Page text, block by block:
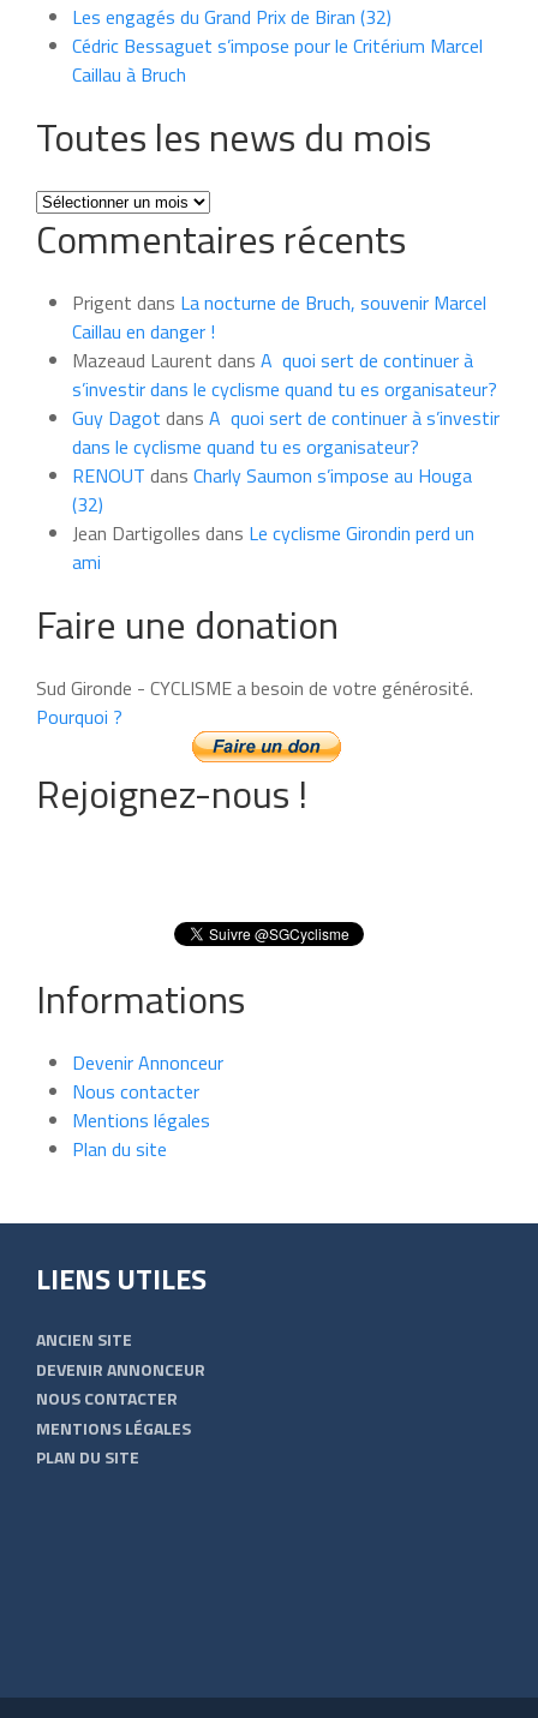
Les engagés du Grand Prix de Biran (32)
Cédric Bessaguet s’impose pour le Critérium Marcel
Caillau à Bruch
Toutes les news du mois
Toutes
les
news
mois
Commentaires récents
Prigent dans La nocturne de Bruch, souvenir Marcel
Caillau en danger !
Mazeaud Laurent dans A quoi sert de continuer à
s’investir dans le cyclisme quand tu es organisateur?
Guy Dagot dans A quoi sert de continuer à s’investir
dans le cyclisme quand tu es organisateur?
RENOUT dans Charly Saumon s’impose au Houga
(32)
Jean Dartigolles dans Le cyclisme Girondin perd un
ami
Faire une donation
Sud Gironde - CYCLISME a besoin de votre générosité.
Pourquoi ?
Rejoignez-nous !
Informations
Devenir Annonceur
Nous contacter
Mentions légales
Plan du site
LIENS UTILES
ANCIEN SITE
DEVENIR ANNONCEUR
NOUS CONTACTER
MENTIONS LÉGALES
PLAN DU SITE